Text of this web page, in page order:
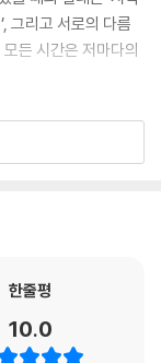
계의 감정을 확장해
은 서로를 웃게 만드
로 느껴질 수 있는
의 다양한 순간을 직
관계로 이어진다는
그리고 서로의 다름
든 시간은 저마다의
점들은 미래를 내다보
연결된 것을 알 수
다.
서운함에 ‘시작점’이
, 행복했던 일들이
한줄평
10.0